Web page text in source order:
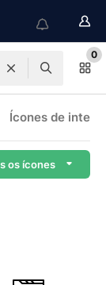
0
Ícones de
os ícones